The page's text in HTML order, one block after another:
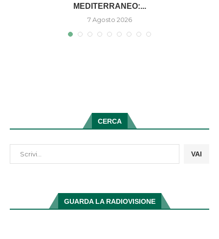
MEDITERRANEO:...
7 Agosto 2026
CERCA
VAI
GUARDA LA RADIOVISIONE